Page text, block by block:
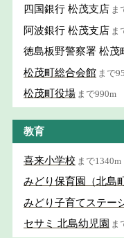
四国銀行 松茂支店 ま
阿波銀行 松茂支店 ま
徳島板野警察署 松茂
松茂町総合会館 まで
松茂町役場 まで990m
教育
喜来小学校 まで1340m
みどり保育園（北島
みどり子育てステー
セサミ 北島幼児園 ま